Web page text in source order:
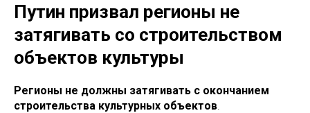
Путин призвал регионы не
затягивать со строительством
объектов культуры
Регионы не должны затягивать с окончанием
строительства культурных объектов